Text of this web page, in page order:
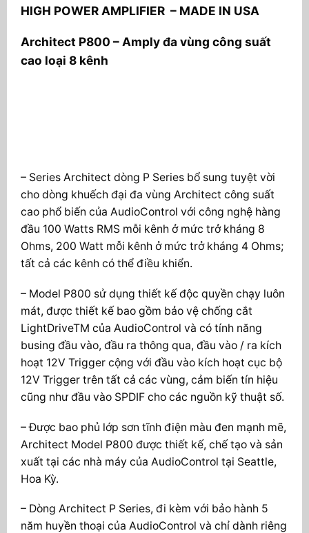
HIGH POWER AMPLIFIER – MADE IN USA
Architect P800 – Amply đa vùng công suất
cao loại 8 kênh
– Series Architect dòng P Series bổ sung tuyệt vời
cho dòng khuếch đại đa vùng Architect công suất
cao phổ biến của AudioControl với công nghệ hàng
đầu 100 Watts RMS mỗi kênh ở mức trở kháng 8
Ohms, 200 Watt mỗi kênh ở mức trở kháng 4 Ohms;
tất cả các kênh có thể điều khiển.
– Model P800 sử dụng thiết kế độc quyền chạy luôn
mát, được thiết kế bao gồm bảo vệ chống cắt
LightDriveTM của AudioControl và có tính năng
busing đầu vào, đầu ra thông qua, đầu vào / ra kích
hoạt 12V Trigger cộng với đầu vào kích hoạt cục bộ
12V Trigger trên tất cả các vùng, cảm biến tín hiệu
cũng như đầu vào SPDIF cho các nguồn kỹ thuật số.
– Được bao phủ lớp sơn tĩnh điện màu đen mạnh mẽ,
Architect Model P800 được thiết kế, chế tạo và sản
xuất tại các nhà máy của AudioControl tại Seattle,
Hoa Kỳ.
– Dòng Architect P Series, đi kèm với bảo hành 5
năm huyền thoại của AudioControl và chỉ dành riêng